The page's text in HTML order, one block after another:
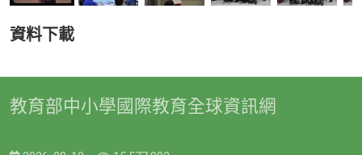
資料下載
教育部中小學國際教育全球資訊網